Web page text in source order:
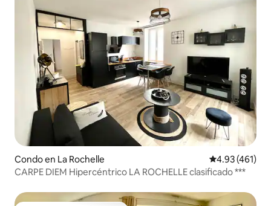
Condo en La Rochelle Calificación
4.93 (461)
CARPE DIEM Hipercéntrico LA ROCHELLE clasificado ***